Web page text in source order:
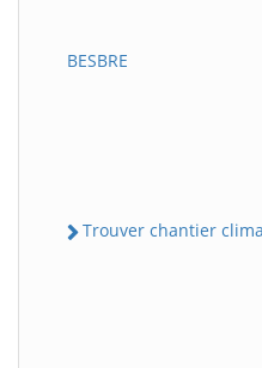
BESBRE
Trouver chantier